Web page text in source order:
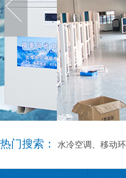
热门搜索： 水冷空调、移动